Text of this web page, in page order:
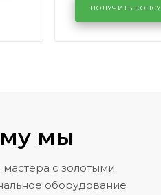
районе
Volkswagen
ПОЛУЧИТЬ
мы
с золотыми
оборудование